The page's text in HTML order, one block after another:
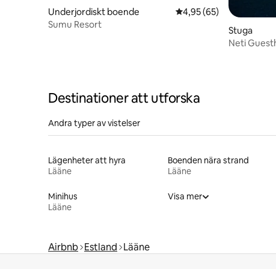
Underjordiskt boende 4,95 av 5 i
4,95 (65)
Sumu Resort
Stuga
Neti
Destinationer att utforska
Andra typer av vistelser
Lägenheter att hyra
Lääne
Boenden nära strand
Lääne
Minihus
Lääne
Visa mer
Airbnb Estland Lääne